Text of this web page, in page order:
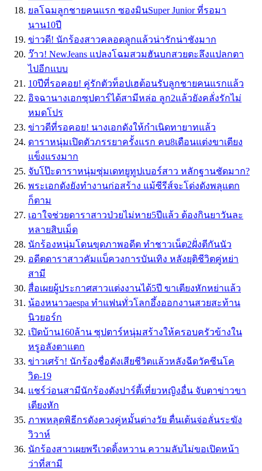
ยลโฉมลูกชายคนแรก ซองมินSuper Junior ที่รอมา
นาน10ปี
ข่าวดี! นักร้องสาวคลอดลูกแล้วน่ารักน่าชังมาก
ว๊าว! NewJeans แปลงโฉมสวมฮันบกสวยตะลึงแปลกตา
ไปอีกแบบ
10ปีที่รอคอย! คู่รักตัวท็อปเฮต้อนรับลูกชายคนแรกแล้ว
อิจฉานางเอกซุปตาร์ได้สามีหล่อ ลูก2แล้วยังคลั่งรักไม่
หมดโปร
ข่าวดีที่รอคอย! นางเอกดังให้กำเนิดทายาทแล้ว
ดาราหนุ่มเปิดตัวภรรยาครั้งแรก คบ8เดือนแต่งขาเตียง
แข็งแรงมาก
จับโป๊ะดาราหนุ่มซุ่มเดทยูทูปเบอร์สาว หลักฐานชัดมาก?
พระเอกดังยังทำงานก่อสร้าง แม้ซีรีส์จะโด่งดังพลุแตก
ก็ตาม
เอาใจช่วยดาราสาวป่วยไม่หาย5ปีแล้ว ต้องกินยาวันละ
หลายสิบเม็ด
นักร้องหนุ่มโดนขุดภาพอดีต ทำชาวเน็ต2ฝั่งตีกันนัว
อดีตดาราสาวคัมแบ็ควงการบันเทิง หลังยุติชีวิตคู่หย่า
สามี
สื่อเผยผู้ประกาศสาวแต่งงานได้5ปี ขาเตียงหักหย่าแล้ว
น้องหนาวaespa ทำแฟนทั่วโลกอึ้งออกงานสวยสะท้าน
นิวยอร์ก
เปิดบ้าน160ล้าน ซุปตาร์หนุ่มสร้างให้ครอบครัวข้างใน
หรูอลังตาแตก
ข่าวเศร้า! นักร้องชื่อดังเสียชีวิตแล้วหลังฉีดวัคซีนโค
วิด-19
แชร์ว่อนสามีนักร้องดังปาร์ตี้เที่ยวหญิงอื่น จับตาข่าวขา
เตียงหัก
ภาพหลุดพิธีกรดังควงคู่หมั้นต่างวัย ตื่นเต้นจ่อลั่นระฆัง
วิวาห์
นักร้องสาวเผยพรีเวดดิ้งหวาน ความลับไม่ขอเปิดหน้า
ว่าที่สามี